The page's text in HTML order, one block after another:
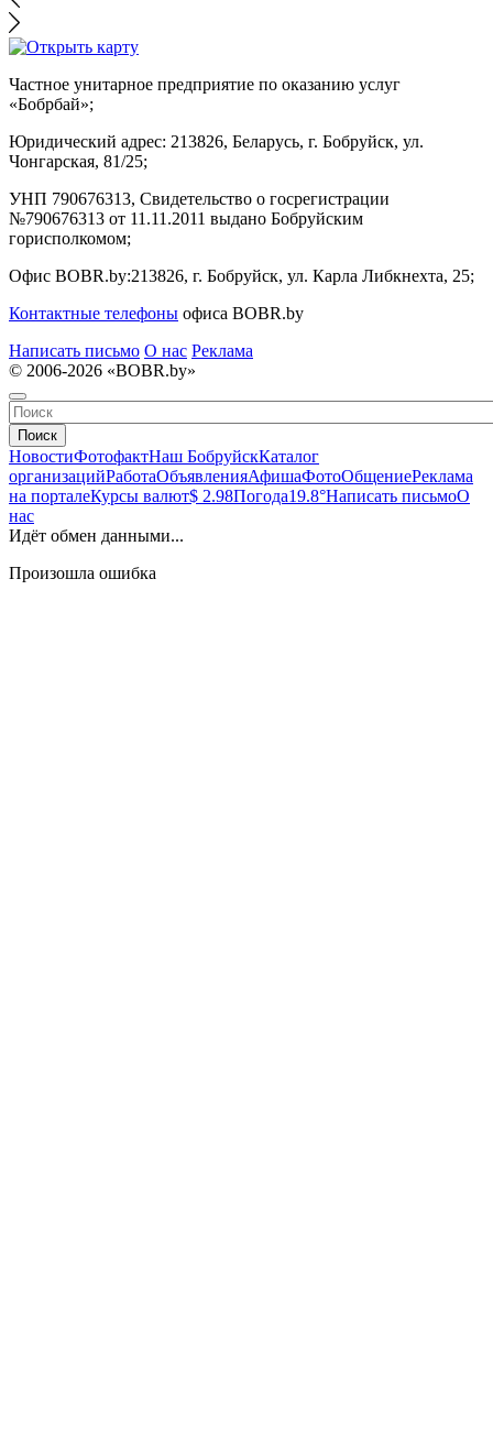
Частное унитарное предприятие по оказанию услуг
«Бобрбай»;
Юридический адрес: 213826, Беларусь, г. Бобруйск, ул.
Чонгарская, 81/25;
УНП 790676313, Свидетельство о госрегистрации
№790676313 от 11.11.2011 выдано Бобруйским
горисполкомом;
Офис BOBR.by:213826, г. Бобруйск, ул. Карла Либкнехта, 25;
Контактные телефоны офиса BOBR.by
Написать письмо О нас Реклама
© 2006-2026 «BOBR.by»
Поиск
НовостиФотофактНаш БобруйскКаталог
организацийРаботаОбъявленияАфишаФотоОбщениеРеклама
на порталеКурсы валют$ 2.98Погода19.8°Написать письмоО
нас
Идёт обмен данными...
Произошла ошибка